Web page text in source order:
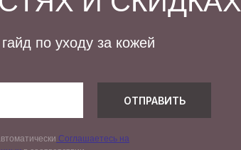
по уходу за кожей
ОТПРАВИТЬ
Соглашаетесь на